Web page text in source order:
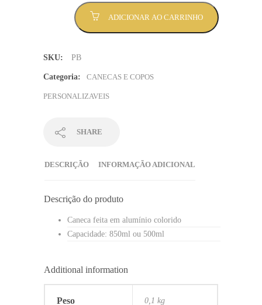
ADICIONAR AO CARRINHO
SKU: PB
Categoria: CANECAS E COPOS
PERSONALIZAVEIS
SHARE
DESCRIÇÃO INFORMAÇÃO ADICIONAL
Descrição do produto
Caneca feita em alumínio colorido
Capacidade: 850ml ou 500ml
Additional information
Peso 0,1 kg